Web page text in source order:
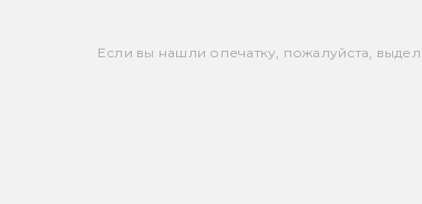
Если вы нашли опечатку, пожалуйста,